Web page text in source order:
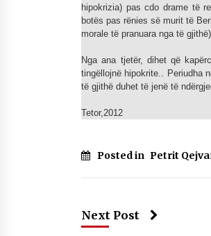
hipokrizia) pas cdo drame të
botës pas rënies së murit të
morale të pranuara nga të
Nga ana tjetër, dihet që
tingëllojnë hipokrite.. Periudha
të gjithë duhet të jenë të
Tetor,2012
Posted in Petrit
Next Post